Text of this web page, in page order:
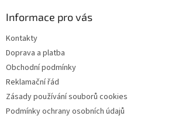
Informace pro vás
Kontakty
Doprava a platba
Obchodní podmínky
Reklamační řád
Zásady používání souborů cookies
Podmínky ochrany osobních údajů